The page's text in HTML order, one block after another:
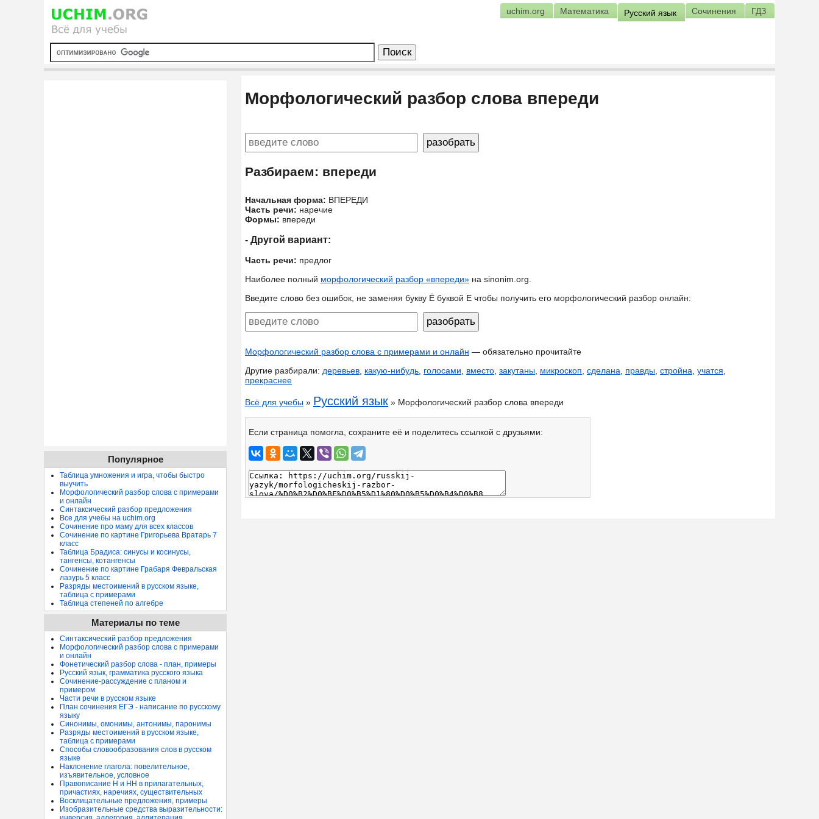
uchim.org Математика Русский язык Сочинения ГДЗ
Морфологический разбор слова впереди
Разбираем: впереди
Начальная форма: ВПЕРЕДИ
Часть речи: наречие
Формы: впереди
- Другой вариант:
Часть речи: предлог
Наиболее полный морфологический разбор «впереди» на sinonim.org.
Введите слово без ошибок, не заменяя букву Ё буквой Е чтобы получить его морфологический разбор онлайн:
Морфологический разбор слова с примерами и онлайн — обязательно прочитайте
Другие разбирали: деревьев какую-нибудь голосами вместо закутаны микроскоп сделана правды стройна учатся
прекраснее
Всё для учебы » Русский язык » Морфологический разбор слова впереди
Если страница помогла, сохраните её и поделитесь ссылкой с друзьями:
Популярное
Таблица умножения и игра, чтобы быстро
выучить
Морфологический разбор слова с примерами
и онлайн
Синтаксический разбор предложения
Все для учебы на uchim.org
Сочинение про маму для всех классов
Сочинение по картине Григорьева Вратарь 7
класс
Таблица Брадиса: синусы и косинусы,
тангенсы, котангенсы
Сочинение по картине Грабаря Февральская
лазурь 5 класс
Разряды местоимений в русском языке,
таблица с примерами
Таблица степеней по алгебре
Материалы по теме
Синтаксический разбор предложения
Морфологический разбор слова с примерами
и онлайн
Фонетический разбор слова - план, примеры
Русский язык, грамматика русского языка
Сочинение-рассуждение с планом и
примером
Части речи в русском языке
План сочинения ЕГЭ - написание по русскому
языку
Синонимы, омонимы, антонимы, паронимы
Разряды местоимений в русском языке,
таблица с примерами
Способы словообразования слов в русском
языке
Наклонение глагола: повелительное,
изъявительное, условное
Правописание Н и НН в прилагательных,
причастиях, наречиях, существительных
Восклицательные предложения, примеры
Изобразительные средства выразительности: